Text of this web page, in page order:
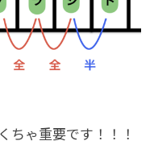
ちゃ重要です！！！